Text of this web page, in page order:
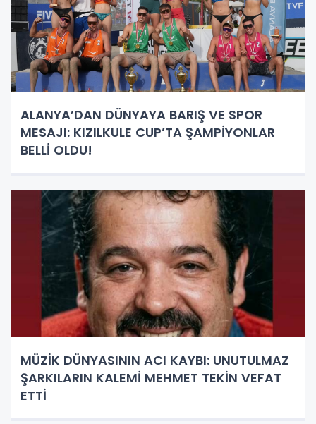
ALANYA’DAN DÜNYAYA BARIŞ VE SPOR
MESAJI: KIZILKULE CUP’TA ŞAMPİYONLAR
BELLİ OLDU!
MÜZİK DÜNYASININ ACI KAYBI: UNUTULMAZ
ŞARKILARIN KALEMİ MEHMET TEKİN VEFAT
ETTİ